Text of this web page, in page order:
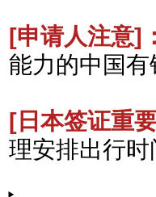
[申请人注意]：
能力的中国
[日本签证重
理安排出行时